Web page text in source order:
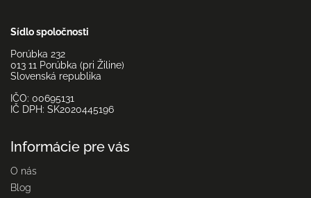
Sídlo spoločnosti
Porúbka 232
013 11 Porúbka (pri Žiline)
Slovenská republika
IČO: 00695131
IČ DPH: SK2020445196
Informácie pre vás
O nás
Blog